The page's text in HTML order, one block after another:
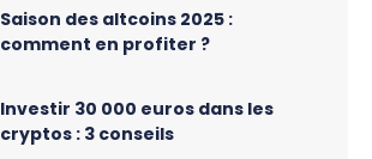
Saison des altcoins 2025 :
comment en profiter ?
Investir 30 000 euros dans les
cryptos : 3 conseils